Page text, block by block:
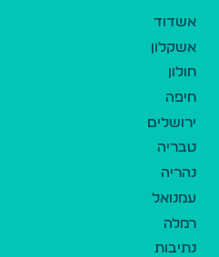
אשדוד
אשקלון
חולון
חיפה
ירושלים
טבריה
נהריה
עמנואל
רמלה
נתיבות